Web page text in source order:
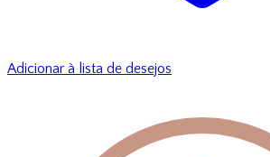
Adicionar à lista de desejos